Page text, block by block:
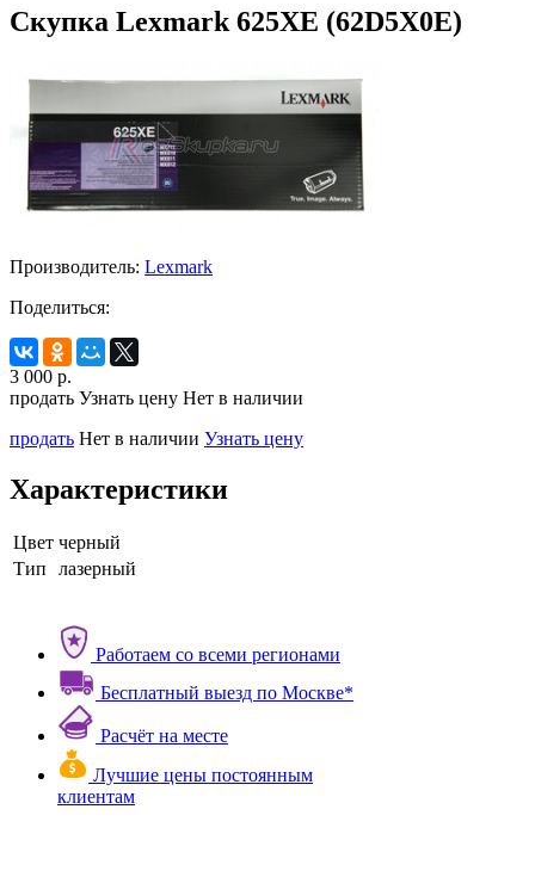
Скупка Lexmark 625XE (62D5X0E)
Производитель: Lexmark
Поделиться:
3 000 р.
продать Узнать цену Нет в наличии
продать Нет в наличии Узнать цену
Характеристики
Цвет черный
Тип
лазерный
Работаем со всеми регионами
Бесплатный выезд по Москве*
Расчёт на месте
Лучшие цены постоянным
клиентам